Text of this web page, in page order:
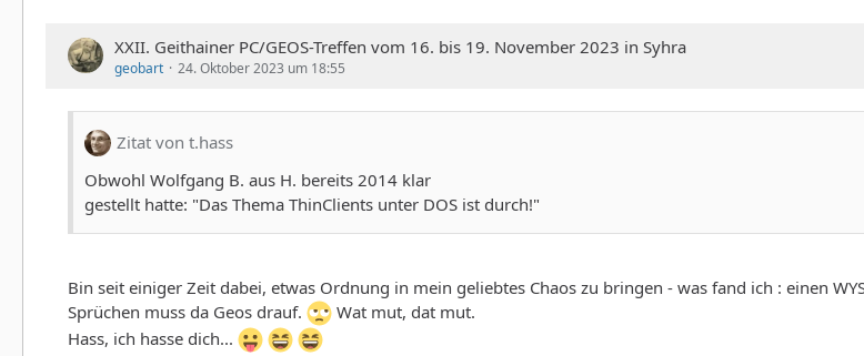
XXII. Geithainer PC/GEOS-Treffen vom 16. bis 19. November 2023 in Syhra
geobart 24. Oktober 2023 um 18:55
Zitat von t.hass
Obwohl Wolfgang B. aus H. bereits 2014 klar
gestellt hatte: "Das Thema ThinClients unter DOS ist durch!"
Bin seit einiger Zeit dabei, etwas Ordnung in mein geliebtes Chaos zu bringen - was fand ich : einen
Sprüchen muss da Geos drauf.
Wat mut, dat mut.
Hass, ich hasse dich...